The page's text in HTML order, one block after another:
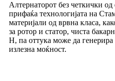
Алтернаторот без четкички од
прифаќа технологијата на
материјали од врвна класа,
за ротор и статор, чиста
H, па оттука може да
излезна моќност.